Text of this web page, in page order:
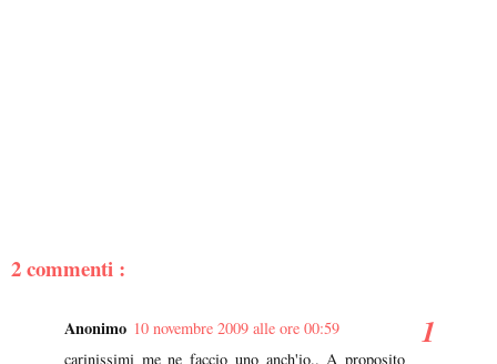
2 commenti :
Anonimo 10 novembre 2009 alle ore 00:59
carinissimi me ne faccio uno anch'io.. A proposito